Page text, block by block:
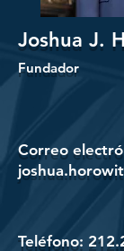
Joshua J.
Fundador
Correo
Teléfono: